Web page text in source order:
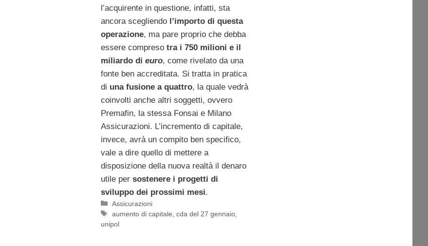
l’acquirente in questione, infatti, sta
ancora scegliendo l’importo di questa
operazione, ma pare proprio che debba
essere compreso tra i 750 milioni e il
miliardo di euro, come rivelato da una
fonte ben accreditata. Si tratta in pratica
di una fusione a quattro, la quale vedrà
coinvolti anche altri soggetti, ovvero
Premafin, la stessa Fonsai e Milano
Assicurazioni. L’incremento di capitale,
invece, avrà un compito ben specifico,
vale a dire quello di mettere a
disposizione della nuova realtà il denaro
utile per sostenere i progetti di
sviluppo dei prossimi mesi.
Categorie
Assicurazioni
Tag
aumento di capitale ,cda del 27 gennaio
unipol